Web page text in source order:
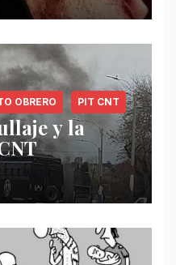
OBRERO PIT CNT
y la